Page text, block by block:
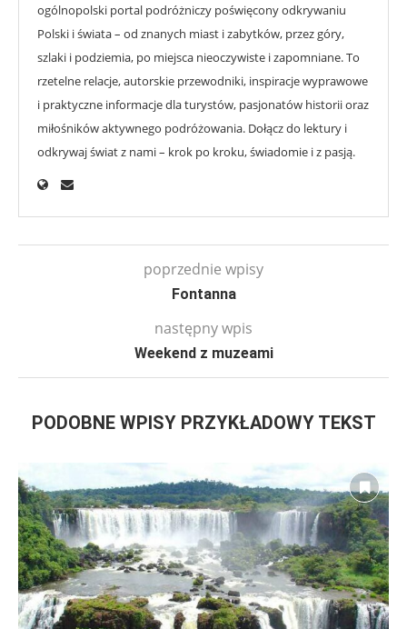
ogólnopolski portal podróżniczy poświęcony odkrywaniu
Polski i świata – od znanych miast i zabytków, przez góry,
szlaki i podziemia, po miejsca nieoczywiste i zapomniane. To
rzetelne relacje, autorskie przewodniki, inspiracje wyprawowe
i praktyczne informacje dla turystów, pasjonatów historii oraz
miłośników aktywnego podróżowania. Dołącz do lektury i
odkrywaj świat z nami – krok po kroku, świadomie i z pasją.
poprzednie wpisy
Fontanna
następny wpis
Weekend z muzeami
PODOBNE WPISY PRZYKŁADOWY TEKST